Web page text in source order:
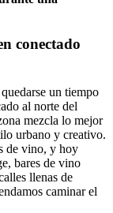
conectado
un tiempo
al norte del
mezcla lo mejor
urbano y creativo.
de vino, y hoy
bares de vino
llenas de
caminar el